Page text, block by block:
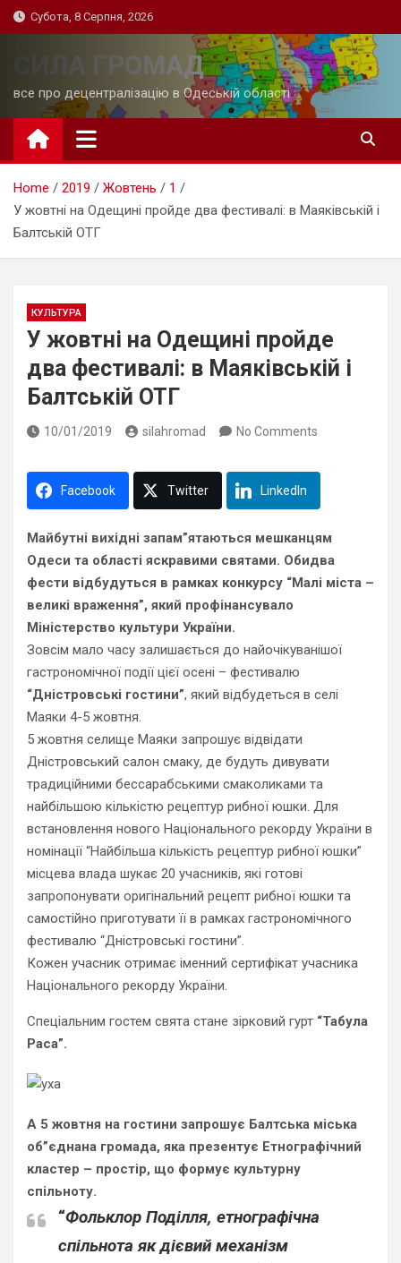
Skip
to
Субота, 8 Серпня, 2026
СИЛА ГРОМАД
все про децентралізацію в Одеській області
Home 2019 Жовтень
1
У жовтні на Одещині пройде два фестивалі: в Маяківській і
Балтській ОТГ
КУЛЬТУРА
У жовтні на Одещині пройде
два фестивалі: в Маяківській і
Балтській ОТГ
10/01/2019 silahromad No Comments
Facebook Twitter LinkedIn
Майбутні вихідні запам”ятаються мешканцям
Одеси та області яскравими святами. Обидва
фести відбудуться в рамках конкурсу “Малі міста –
великі враження”, який профінансувало
Міністерство культури України.
Зовсім мало часу залишається до найочікуванішої
гастрономічної події цієї осені – фестивалю
“Дністровські гостини”, який відбудеться в селі
Маяки 4-5 жовтня.
5 жовтня селище Маяки запрошує відвідати
Дністровський салон смаку, де будуть дивувати
традиційними бессарабськими смаколиками та
найбільшою кількістю рецептур рибної юшки. Для
встановлення нового Національного рекорду України в
номінації “Найбільша кількість рецептур рибної юшки”
місцева влада шукає 20 учасників, які готові
запропонувати оригінальний рецепт рибної юшки та
самостійно приготувати її в рамках гастрономічного
фестивалю “Дністровські гостини”.
Кожен учасник отримає іменний сертифікат учасника
Національного рекорду України.
Спеціальним гостем свята стане зірковий гурт “Табула
Раса”.
А 5 жовтня на гостини запрошує Балтська міська
об”єднана громада, яка презентує Етнографічний
кластер – простір, що формує культурну
спільноту.
“Фольклор Поділля, етнографічна
спільнота як дієвий механізм